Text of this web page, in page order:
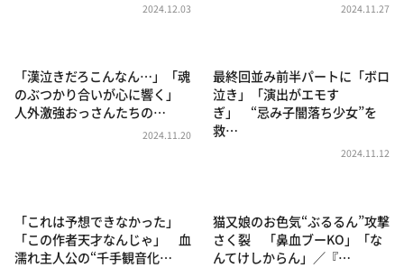
ポツンと一軒家
ザキ山小屋本館
2024.12.03 2024.11.27
「漢泣きだろこんなん…」「魂
のぶつかり合いが心に響く」
人外激強おっさんたちの…
2024.11.20
最終回並み前半パートに「ボロ
泣き」「演出がエモす
ぎ」 “忌み子闇落ち少女”を
救…
2024.11.12
「これは予想できなかった」
「この作者天才なんじゃ」 血
濡れ主人公の“千手観音化…
猫又娘のお色気“ぶるるん”攻撃
さく裂 「鼻血ブーKO」「な
んてけしからん」／『…